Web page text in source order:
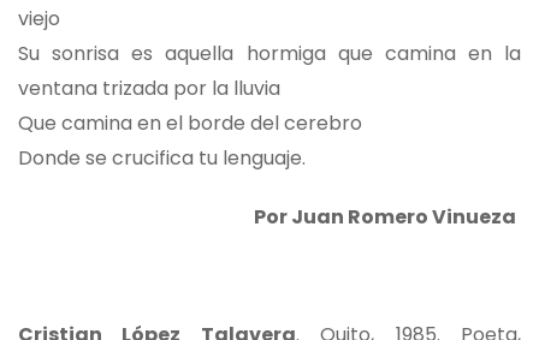
viejo
Su sonrisa es aquella hormiga que camina en la
ventana trizada por la lluvia
Que camina en el borde del cerebro
Donde se crucifica tu lenguaje.
Por Juan Romero Vinueza